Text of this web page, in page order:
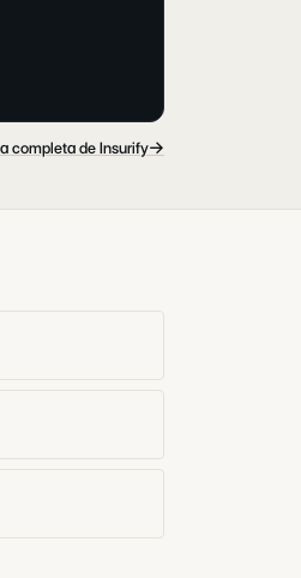
completa de Insurify→